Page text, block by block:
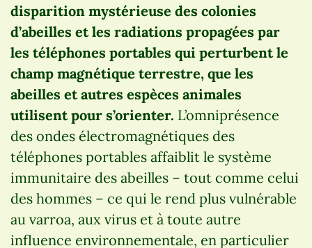
disparition mystérieuse des colonies
d’abeilles et les radiations propagées par
les téléphones portables qui perturbent le
champ magnétique terrestre, que les
abeilles et autres espèces animales
utilisent pour s’orienter. L’omniprésence
des ondes électromagnétiques des
téléphones portables affaiblit le système
immunitaire des abeilles – tout comme celui
des hommes – ce qui le rend plus vulnérable
au varroa, aux virus et à toute autre
influence environnementale, en particulier